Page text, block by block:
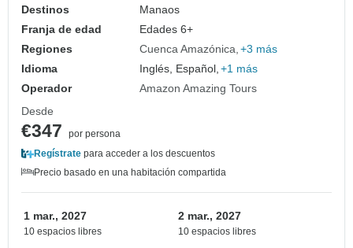
Destinos
Manaos
Franja de edad
Edades 6+
Regiones
Cuenca Amazónica +3 más
Idioma
Inglés, Español, +1 más
Operador
Amazon Amazing Tours
Desde
€347
por persona
Regístrate para acceder a los descuentos
Precio basado en una habitación compartida
1 mar., 2027
10 espacios libres
2 mar., 2027
10 espacios libres